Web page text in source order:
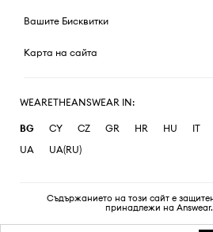
Вашите Бисквитки
Карта на сайта
WEARETHEANSWEAR IN:
BG CY CZ GR HR HU IT
UA
UA(RU)
Съдържанието на този сайт е
принадлежи на